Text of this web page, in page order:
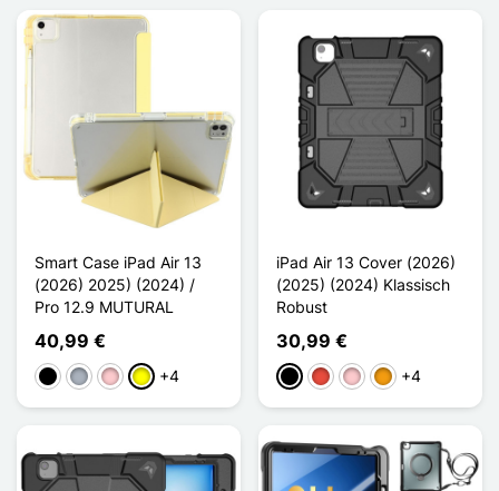
Smart Case iPad Air 13
(2026) 2025) (2024) /
Pro 12.9 MUTURAL
40,99 €
Schwarz
GrauPinkGelb+4
iPad Air 13 Cover (2026)
(2025) (2024) Klassisch
Robust
30,99 €
Schwarz
Rot PinkOrange
+4